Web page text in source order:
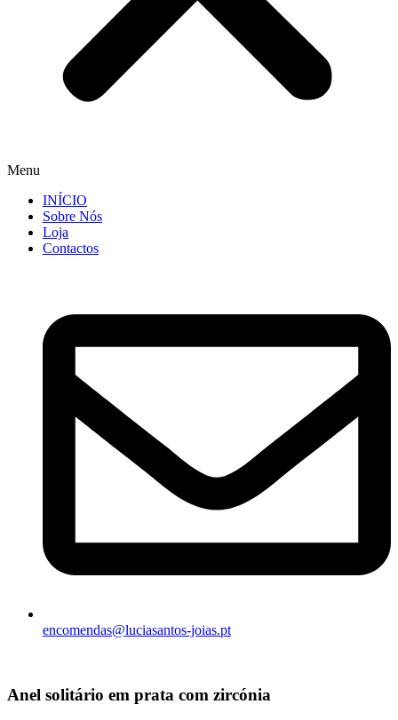
Menu
INÍCIO
Sobre Nós
Loja
Contactos
encomendas@luciasantos-joias.pt
Anel solitário em prata com zircónia